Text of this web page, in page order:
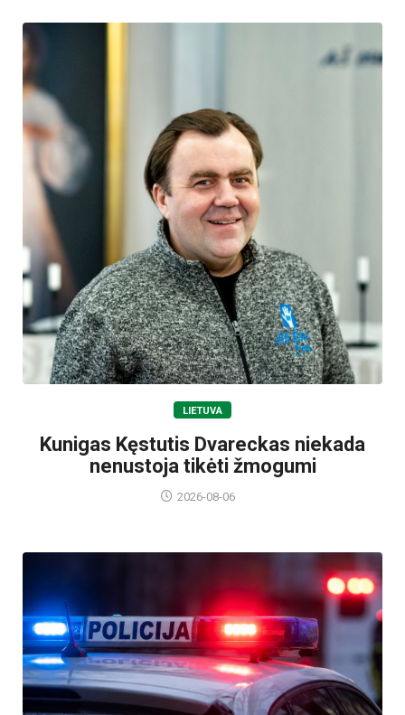
LIETUVA
Kunigas Kęstutis Dvareckas niekada
nenustoja tikėti žmogumi
2026-08-06